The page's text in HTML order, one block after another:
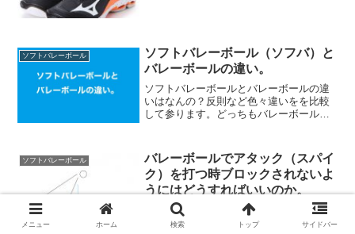
り、バスケットシューズだった...
ソフトバレーボール
ソフトバレーボール（ソフバ）と
バレーボールの違い。
ソフトバレーボールとバレーボールの違
いはなんの？反則など色々違いをを比較
して参ります。どっちもバレーボールだ
うソフトバレーボールと6人制バレーボー
ルや9人制バレーボール...
ソフトバレーボール
バレーボールでアタック（スパイ
ク）を打つ時ブロックされないよ
うにはどうすればいいのか。
さて、今この記事を見ているって事は、
アタック（スパイク）の際にブロックさ
メニュー ホーム 検索 トップ サイドバー